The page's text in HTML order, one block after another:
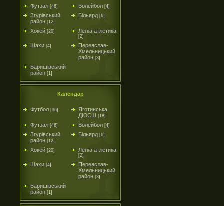
Футзал [46] Волейбол [4]
Згурівський
район [12]
Більярд [6]
Хокей [20] Легка атлетика
[2]
Шахи [4]
Переяслав-
Хмельницький
район [3]
Баришівський
район [1]
Календар
Футбол [96]
Яготинська
ДЮСШ [18]
Футзал [46] Волейбол [4]
Згурівський
район [12]
Більярд [6]
Хокей [20] Легка атлетика
[2]
Шахи [4]
Переяслав-
Хмельницький
район [3]
Баришівський
район [1]